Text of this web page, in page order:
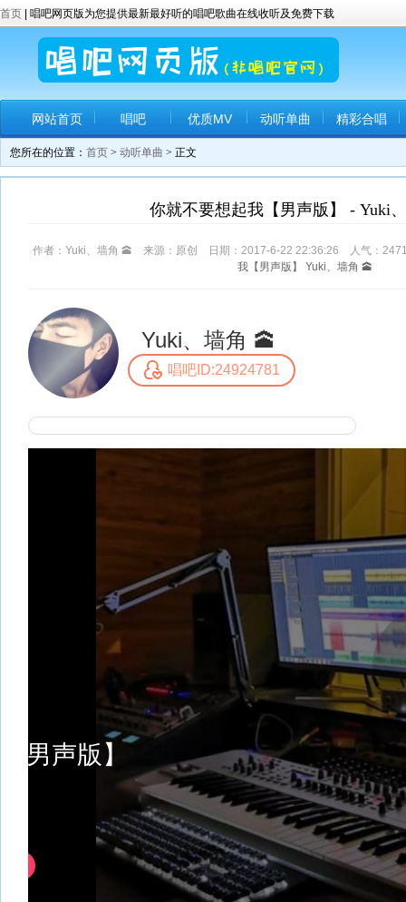
首页 | 唱吧网页版为您提供最新最好听的唱吧歌曲在线收听及免费下载
网站首页 唱吧 优质MV 动听单曲 精彩合唱
您所在的位置： 首页 > 动听单曲 > 正文
你就不要想起我【男声版】 - Yuki
作者：Yuki、墙角 🕋 来源：原创 日期：2017-6-22 22:36:26 人气：
我【男声版】
Yuki、墙角 🕋
Yuki、墙角 🕋
唱吧ID:24924781